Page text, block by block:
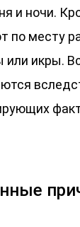
и ночи.
по месту
или икры.